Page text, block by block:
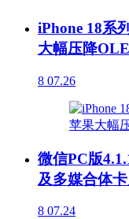
iPhone 18系
大幅压降
8 07.26
微信PC版
及多媒合体
8 07.24